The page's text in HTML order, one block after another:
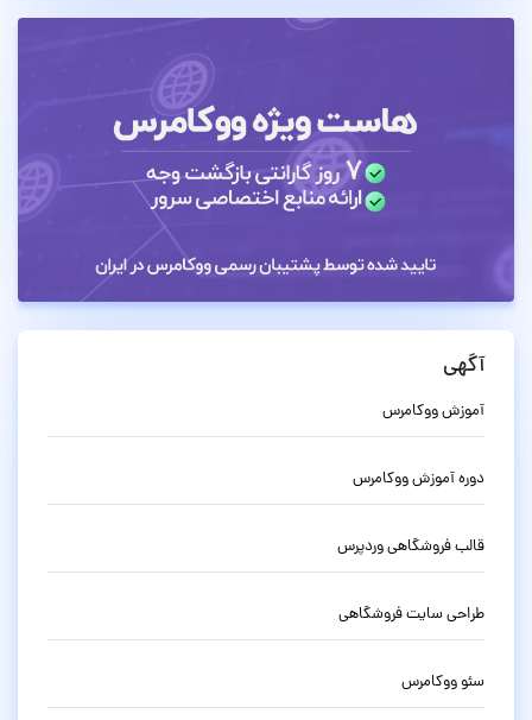
آگهی
آموزش ووکامرس
دوره آموزش ووکامرس
قالب فروشگاهی وردپرس
طراحی سایت فروشگاهی
سئو ووکامرس